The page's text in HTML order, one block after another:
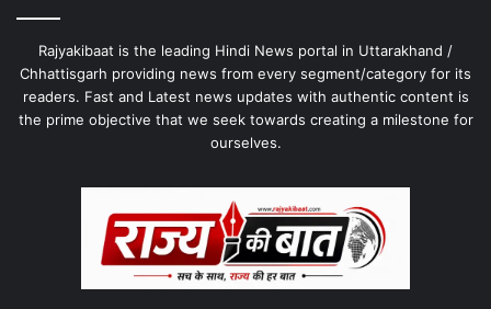
Rajyakibaat is the leading Hindi News portal in Uttarakhand /
Chhattisgarh providing news from every segment/category for its
readers. Fast and Latest news updates with authentic content is
the prime objective that we seek towards creating a milestone for
ourselves.